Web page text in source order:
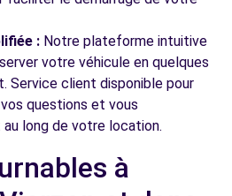
: Notre plateforme intuitive
votre véhicule en quelques
Service client disponible pour
questions et vous
long de votre location.
à